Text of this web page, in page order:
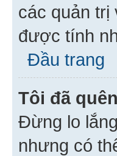
các quản trị
được tính
Đầu trang
Tôi đã
Đừng lo
nhưng có